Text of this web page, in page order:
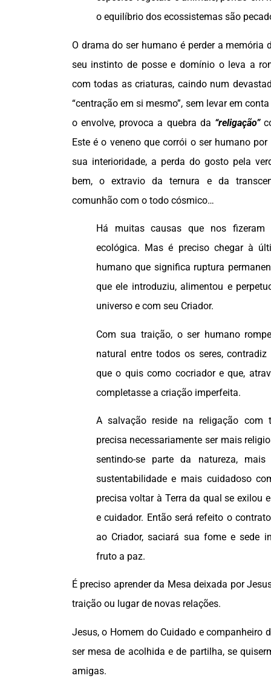
o equilíbrio dos ecossistemas são
O drama do ser humano é perder a memória
seu instinto de posse e domínio o leva a
com todas as criaturas, caindo num
“centração em si mesmo”, sem levar em
o envolve, provoca a quebra da “religação”
Este é o veneno que corrói o ser humano
sua interioridade, a perda do gosto pela
bem, o extravio da ternura e da
comunhão com o todo cósmico…
Há muitas causas que nos
ecológica. Mas é preciso chegar à
humano que significa ruptura
que ele introduziu, alimentou e
universo e com seu Criador.
Com sua traição, o ser humano
natural entre todos os seres,
que o quis como cocriador e que,
completasse a criação imperfeita.
A salvação reside na religação com
precisa necessariamente ser mais
sentindo-se parte da natureza,
sustentabilidade e mais cuidadoso
precisa voltar à Terra da qual se exilou
e cuidador. Então será refeito o
ao Criador, saciará sua fome e sede
fruto a paz.
É preciso aprender da Mesa deixada por
traição ou lugar de novas relações.
Jesus, o Homem do Cuidado e companheiro
ser mesa de acolhida e de partilha, se
amigas.